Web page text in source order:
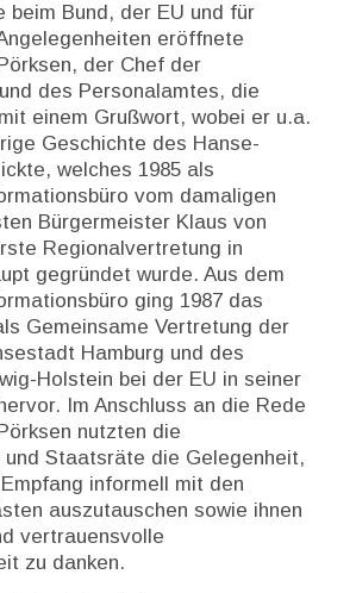
beim Bund, der EU und für
eröffnete
der Chef der
des Personalamtes, die
einem Grußwort, wobei er u.a.
Geschichte des Hanse-
welches 1985 als
vom damaligen
Bürgermeister Klaus von
Regionalvertretung in
gegründet wurde. Aus dem
ging 1987 das
Gemeinsame Vertretung der
Hamburg und des
Holstein bei der EU in seiner
Im Anschluss an die Rede
nutzten die
Staatsräte die Gelegenheit,
informell mit den
auszutauschen sowie ihnen
vertrauensvolle
zu danken.